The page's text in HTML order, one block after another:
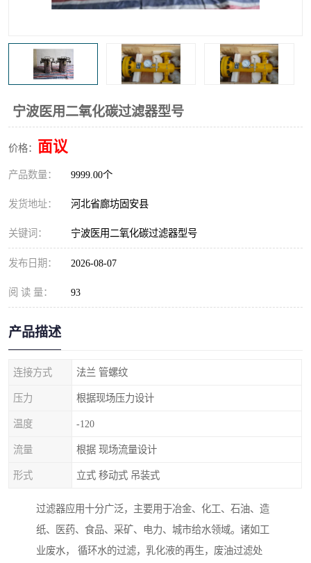
宁波医用二氧化碳过滤器型号
价格： 面议
产品数量： 9999.00个
发货地址： 河北省廊坊固安县
关键词： 宁波医用二氧化碳过滤器型号
发布日期： 2026-08-07
阅 读 量： 93
产品描述
连接方式 法兰 管螺纹
压力 根据现场压力设计
温度 -120
流量 根据 现场流量设计
形式 立式 移动式 吊装式
过滤器应用十分广泛，主要用于冶金、化工、石油、造
纸、医药、食品、采矿、电力、城市给水领域。诸如工
业废水， 循环水的过滤，乳化液的再生，废油过滤处